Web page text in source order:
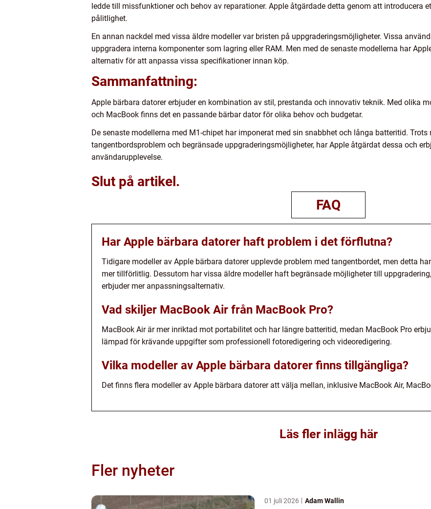
ledde till missfunktioner och behov av reparationer. Apple åtgärdade detta genom att introducera
pålitlighet.
En annan nackdel med vissa äldre modeller var bristen på uppgraderingsmöjligheter. Vissa
uppgradera interna komponenter som lagring eller RAM. Men med de senaste modellerna har
alternativ för att anpassa vissa specifikationer innan köp.
Sammanfattning:
Apple bärbara datorer erbjuder en kombination av stil, prestanda och innovativ teknik. Med olika
och MacBook finns det en passande bärbar dator för olika behov och budgetar.
De senaste modellerna med M1-chipet har imponerat med sin snabbhet och långa batteritid.
tangentbordsproblem och begränsade uppgraderingsmöjligheter, har Apple åtgärdat dessa och
användarupplevelse.
Slut på artikel.
FAQ
Har Apple bärbara datorer haft problem i det förflutna?
Tidigare modeller av Apple bärbara datorer upplevde problem med tangentbordet, men detta
mer tillförlitlig. Dessutom har vissa äldre modeller haft begränsade möjligheter till
erbjuder mer anpassningsalternativ.
Vad skiljer MacBook Air från MacBook Pro?
MacBook Air är mer inriktad mot portabilitet och har längre batteritid, medan MacBook Pro
lämpad för krävande uppgifter som professionell fotoredigering och videoredigering.
Vilka modeller av Apple bärbara datorer finns tillgängliga?
Det finns flera modeller av Apple bärbara datorer att välja mellan, inklusive MacBook Air,
Läs fler inlägg här
Fler nyheter
01 juli 2026 Adam Wallin